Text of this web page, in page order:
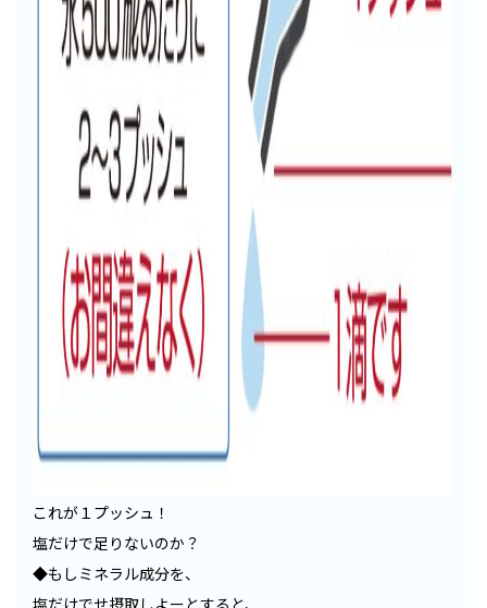
これが１プッシュ！
塩だけで足りないのか？
◆もしミネラル成分を、